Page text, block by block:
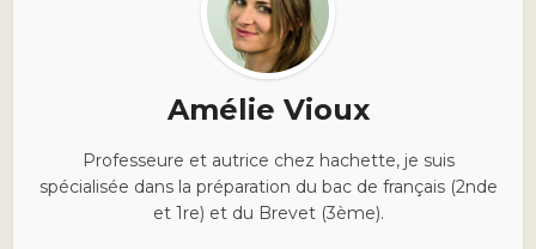
Amélie Vioux
Professeure et autrice chez hachette, je suis
spécialisée dans la préparation du bac de français (2nde
et 1re) et du Brevet (3ème).